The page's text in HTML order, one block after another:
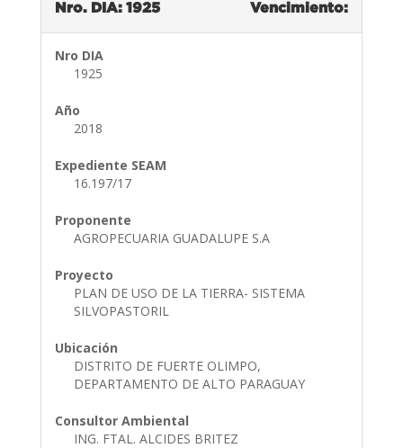
Nro. DIA: 1925 Vencimiento:
Nro DIA
1925
Año
2018
Expediente SEAM
16.197/17
Proponente
AGROPECUARIA GUADALUPE S.A
Proyecto
PLAN DE USO DE LA TIERRA- SISTEMA
SILVOPASTORIL
Ubicación
DISTRITO DE FUERTE OLIMPO,
DEPARTAMENTO DE ALTO PARAGUAY
Consultor Ambiental
ING. FTAL. ALCIDES BRITEZ